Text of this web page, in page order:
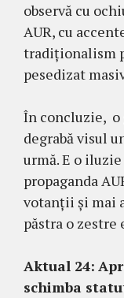
observă cu
AUR, cu
tradiționalism
pesedizat
În concluzie, o
degrabă visul
urmă. E o
propaganda
votanții și mai
păstra o
Aktual 24:
schimba